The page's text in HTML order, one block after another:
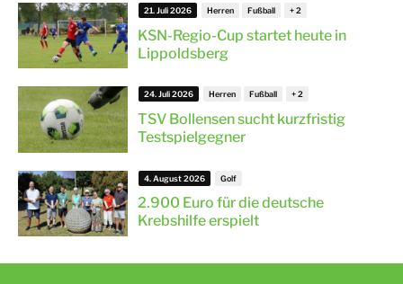
KSN-Regio-Cup startet heute in
Lippoldsberg
21. Juli 2026 Herren Fußball
TSV Bollensen sucht kurzfristig
Testspielgegner
24. Juli 2026 Herren Fußball
2.900 Euro für die deutsche
Krebshilfe erspielt
4. August 2026 Golf